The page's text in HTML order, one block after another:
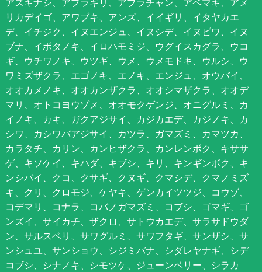
リカデイゴ、アワブキ、アンズ、イイギリ、イタヤカエ
デ、イチジク、イヌエンジュ、イヌシデ、イヌビワ、イヌ
ブナ、イボタノキ、イロハモミジ、ウグイスカグラ、ウコ
ギ、ウチワノキ、ウツギ、ウメ、ウメモドキ、ウルシ、ウ
ワミズザクラ、エゴノキ、エノキ、エンジュ、オウバイ、
オオカメノキ、オオカンザクラ、オオシマザクラ、オオデ
マリ、オトコヨウゾメ、オオモクゲンジ、オニグルミ、カ
イノキ、カキ、ガクアジサイ、カジカエデ、カジノキ、カ
シワ、カシワバアジサイ、カツラ、ガマズミ、カマツカ、
カラタチ、カリン、カンヒザクラ、カンレンボク、キササ
ゲ、キソケイ、キハダ、キブシ、キリ、キンギンボク、キ
ンシバイ、クコ、クサギ、クヌギ、クマシデ、クマノミズ
キ、クリ、クロモジ、ケヤキ、ゲンカイツツジ、コウゾ、
コデマリ、コナラ、コバノガマズミ、コブシ、ゴマギ、ゴ
ンズイ、サイカチ、ザクロ、サトウカエデ、サラサドウダ
ン、サルスベリ、サワグルミ、サワフタギ、サンザシ、サ
ンシュユ、サンショウ、シジミバナ、シダレヤナギ、シデ
コブシ、シナノキ、シモツケ、ジューンベリー、シラカ